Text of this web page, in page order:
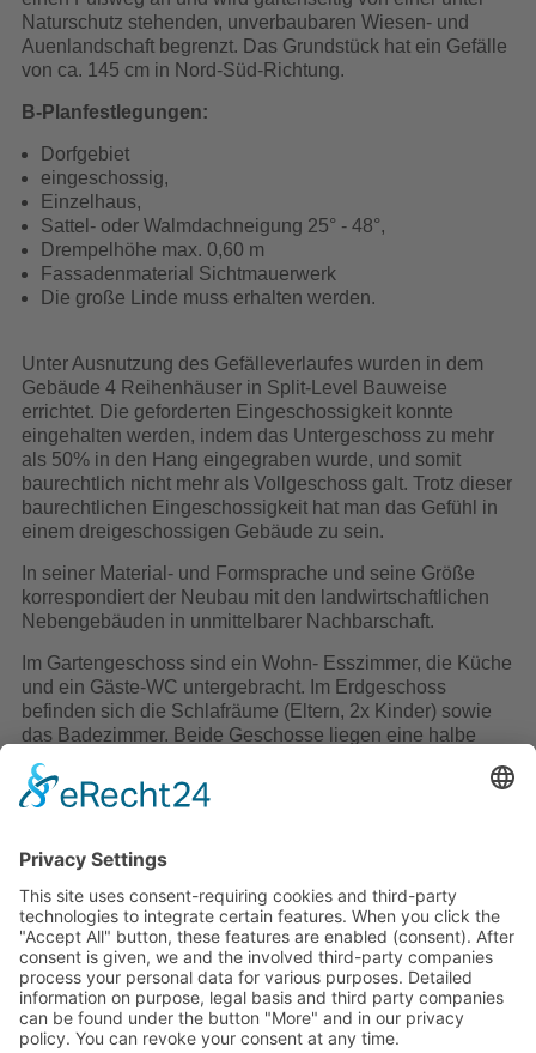
Naturschutz stehenden, unverbaubaren Wiesen- und
Auenlandschaft begrenzt. Das Grundstück hat ein Gefälle
von ca. 145 cm in Nord-Süd-Richtung.
B-Planfestlegungen:
Dorfgebiet
eingeschossig,
Einzelhaus,
Sattel- oder Walmdachneigung 25° - 48°,
Drempelhöhe max. 0,60 m
Fassadenmaterial Sichtmauerwerk
Die große Linde muss erhalten werden.
Unter Ausnutzung des Gefälleverlaufes wurden in dem
Gebäude 4 Reihenhäuser in Split-Level Bauweise
errichtet. Die geforderten Eingeschossigkeit konnte
eingehalten werden, indem das Untergeschoss zu mehr
als 50% in den Hang eingegraben wurde, und somit
baurechtlich nicht mehr als Vollgeschoss galt. Trotz dieser
baurechtlichen Eingeschossigkeit hat man das Gefühl in
einem dreigeschossigen Gebäude zu sein.
In seiner Material- und Formsprache und seine Größe
korrespondiert der Neubau mit den landwirtschaftlichen
Nebengebäuden in unmittelbarer Nachbarschaft.
Im Gartengeschoss sind ein Wohn- Esszimmer, die Küche
und ein Gäste-WC untergebracht. Im Erdgeschoss
befinden sich die Schlafräume (Eltern, 2x Kinder) sowie
das Badezimmer. Beide Geschosse liegen eine halbe
Treppe über bzw. unter der Eingangsebene. Im
Dachgeschoß gibt es eine rohbaumäßig hergestellte
Ausbaureserve von ca. 50 m². Außerdem ist dort die
Technik je Haus:
Gasheizung mit Brennwerttechnik
Kontrollierte Wohnraumlüftung
Flächen:
Nutzfläche je Haus 100m²